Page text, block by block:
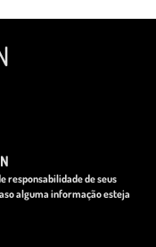
responsabilidade de seus
alguma informação esteja